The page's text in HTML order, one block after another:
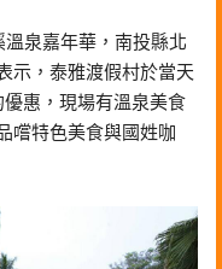
泉嘉年華，南投縣北
示，泰雅渡假村於當天
惠，現場有溫泉美食
嚐特色美食與國姓咖